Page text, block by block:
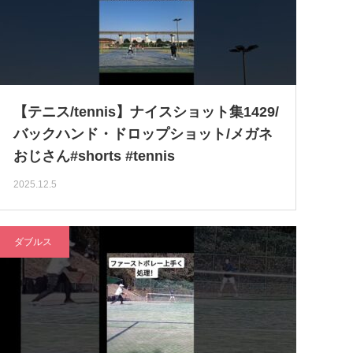
【テニス/tennis】ナイスショット集1429/
バックハンド・ドロップショット/メガネ
おじさん#shorts #tennis
2025.12.5
ダブルス